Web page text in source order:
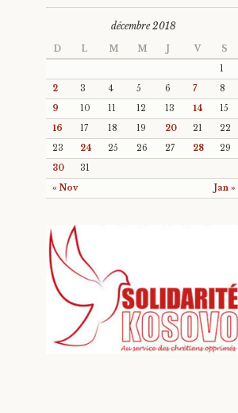
décembre 2018
D L M M J V S
« Nov Jan »
1
2
3 4 5 6 7
8
9
10 11 12 13 14
15
16
17 18 19 20 21
22
23
24 25 26 27 28
29
30
31